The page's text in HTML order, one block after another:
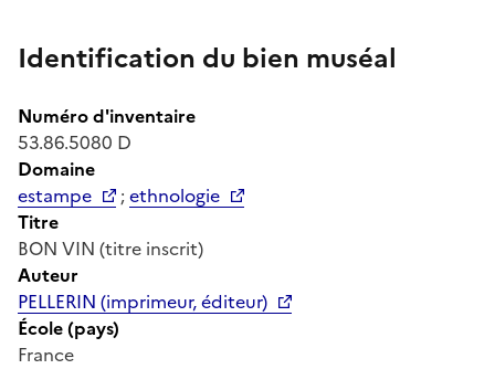
Identification du bien muséal
Numéro d'inventaire
53.86.5080 D
Domaine
estampe
;ethnologie
Titre
BON VIN (titre inscrit)
Auteur
PELLERIN (imprimeur, éditeur)
École (pays)
France